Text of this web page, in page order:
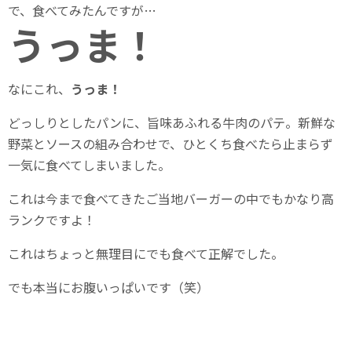
で、食べてみたんですが…
うっま！
なにこれ、 うっま！
どっしりとしたパンに、旨味あふれる牛肉のパテ。新鮮な
野菜とソースの組み合わせで、ひとくち食べたら止まらず
一気に食べてしまいました。
これは今まで食べてきたご当地バーガーの中でもかなり高
ランクですよ！
これはちょっと無理目にでも食べて正解でした。
でも本当にお腹いっぱいです（笑）